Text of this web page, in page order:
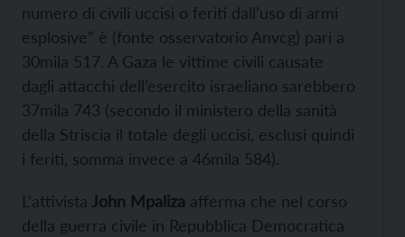
numero di civili uccisi o feriti dall’uso di armi
esplosive” è (fonte osservatorio Anvcg) pari a
30mila 517. A Gaza le vittime civili causate
dagli attacchi dell’esercito israeliano sarebbero
37mila 743 (secondo il ministero della sanità
della Striscia il totale degli uccisi, esclusi quindi
i feriti, somma invece a 46mila 584).
L’attivista John Mpaliza afferma che nel corso
della guerra civile in Repubblica Democratica